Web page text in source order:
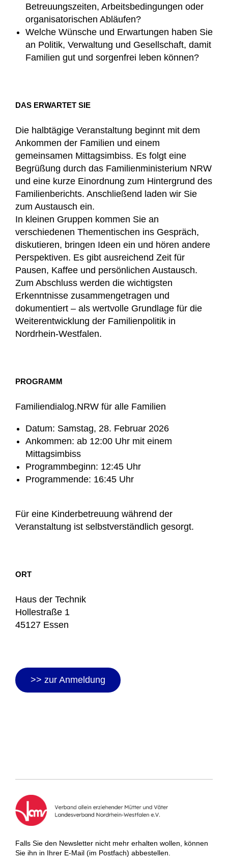
Betreuungszeiten, Arbeitsbedingungen oder
organisatorischen Abläufen?
Welche Wünsche und Erwartungen haben Sie
an Politik, Verwaltung und Gesellschaft, damit
Familien gut und sorgenfrei leben können?
DAS ERWARTET SIE
Die halbtägige Veranstaltung beginnt mit dem
Ankommen der Familien und einem
gemeinsamen Mittagsimbiss. Es folgt eine
Begrüßung durch das Familienministerium NRW
und eine kurze Einordnung zum Hintergrund des
Familienberichts. Anschließend laden wir Sie
zum Austausch ein.
In kleinen Gruppen kommen Sie an
verschiedenen Thementischen ins Gespräch,
diskutieren, bringen Ideen ein und hören andere
Perspektiven. Es gibt ausreichend Zeit für
Pausen, Kaffee und persönlichen Austausch.
Zum Abschluss werden die wichtigsten
Erkenntnisse zusammengetragen und
dokumentiert – als wertvolle Grundlage für die
Weiterentwicklung der Familienpolitik in
Nordrhein-Westfalen.
PROGRAMM
Familiendialog.NRW für alle Familien
Datum: Samstag, 28. Februar 2026
Ankommen: ab 12:00 Uhr mit einem
Mittagsimbiss
Programmbeginn: 12:45 Uhr
Programmende: 16:45 Uhr
Für eine Kinderbetreuung während der
Veranstaltung ist selbstverständlich gesorgt.
ORT
Haus der Technik
Hollestraße 1
45127 Essen
>> zur Anmeldung
Falls Sie den Newsletter nicht mehr erhalten wollen, können
Sie ihn in Ihrer E-Mail (im Postfach) abbestellen.